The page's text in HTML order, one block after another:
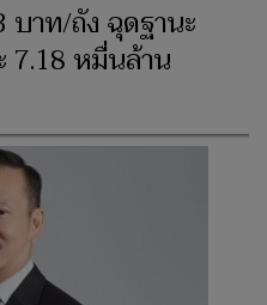
บาท/ถัง ฉุดฐานะ
7.18 หมื่นล้าน